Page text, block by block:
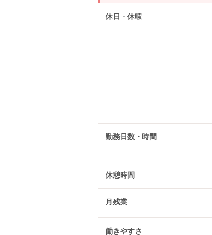
休日・休暇
勤務日数・時間
休憩時間
月残業
働きやすさ